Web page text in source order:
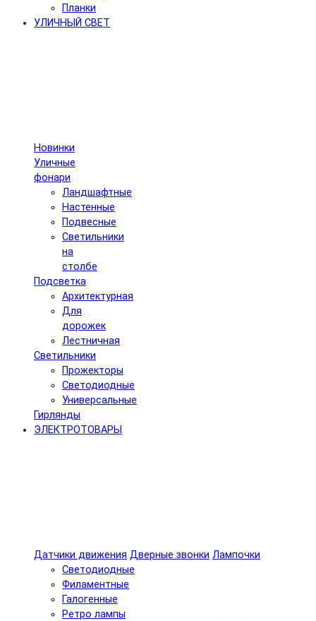
Планки
УЛИЧНЫЙ СВЕТ
Новинки
Уличные
фонари
Ландшафтные
Настенные
Подвесные
Светильники
на
столбе
Подсветка
Архитектурная
Для
дорожек
Лестничная
Светильники
Прожекторы
Светодиодные
Универсальные
Гирлянды
ЭЛЕКТРОТОВАРЫ
Датчики движения Дверные звонки Лампочки
Светодиодные
Филаментные
Галогенные
Ретро лампы